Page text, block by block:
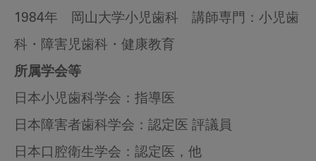
1984年 岡山大学小児歯科 講師専門：小児歯
科・障害児歯科・健康教育
所属学会等
日本小児歯科学会：指導医
日本障害者歯科学会：認定医 評議員
日本口腔衛生学会：認定医，他